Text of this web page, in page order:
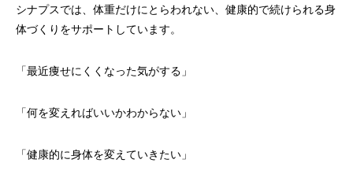
シナプスでは、体重だけにとらわれない、健康的で続けられる身
体づくりをサポートしています。
「最近痩せにくくなった気がする」
「何を変えればいいかわからない」
「健康的に身体を変えていきたい」